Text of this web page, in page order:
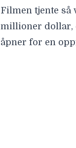
Filmen tjente så
millioner dollar,
åpner for en